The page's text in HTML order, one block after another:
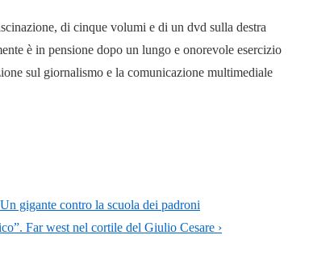
di cinque volumi e di un dvd sulla destra
è in pensione dopo un lungo e onorevole esercizio
sul giornalismo e la comunicazione multimediale
gigante contro la scuola dei padroni
Far west nel cortile del Giulio Cesare ›